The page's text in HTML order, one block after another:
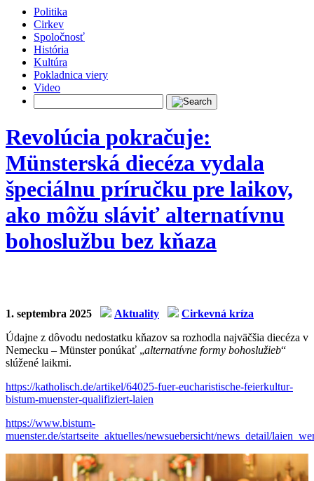
Politika
Cirkev
Spoločnosť
História
Kultúra
Pokladnica viery
Video
Revolúcia pokračuje:
Münsterská diecéza vydala
špeciálnu príručku pre laikov,
ako môžu sláviť alternatívnu
bohoslužbu bez kňaza
1. septembra 2025 Aktuality
Cirkevná kríza
Údajne z dôvodu nedostatku kňazov sa rozhodla najväčšia diecéza v
Nemecku – Münster ponúkať „alternatívne formy bohoslužieb“
slúžené laikmi.
https://katholisch.de/artikel/64025-fuer-eucharistische-feierkultur-
bistum-muenster-qualifiziert-laien
https://www.bistum-
muenster.de/startseite_aktuelles/newsuebersicht/news_detail/